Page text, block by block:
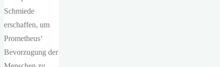
Schmiede
erschaffen, um
Prometheus‘
Bevorzugung der